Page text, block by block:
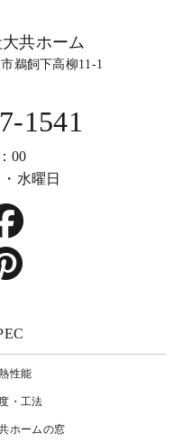
共ホーム
鵜飼下高柳11-1
1541
00
水曜日
性能
・工法
ホームの窓